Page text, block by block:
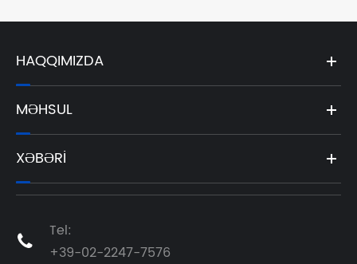
HAQQIMIZDA
MƏHSUL
XƏBƏRI

Tel:
+39-02-2247-7576